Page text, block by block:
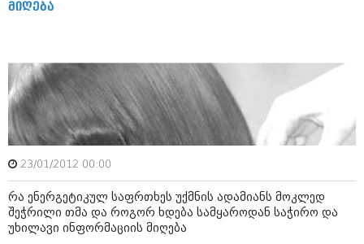
დეკემბერი 2015 (207)
აგვისტო 2015 (286)
ივლისი 2015 (173)
ივნისი 2015 (261)
მაისი 2015 (194)
აპრილი 2015 (208)
იანვარი 2015 (247)
დეკემბერი 2014 (342)
ნოემბერი 2014 (290)
ოქტომბერი 2014 (292)
მიღება
23/01/2012 00:00
რა ენერგეტიკულ საფრთხეს უქმნის ადამიანს მოკლედ
შეჭრილი თმა და როგორ ხდება სამყაროდან საჭირო და
უხილავი ინფორმაციის მიღება